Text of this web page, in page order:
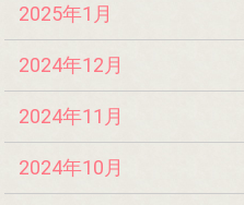
2025年1月
2024年12月
2024年11月
2024年10月